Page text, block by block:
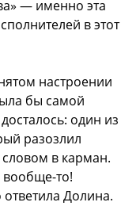
— именно эта
в этот
настроении
бы самой
один из
разозлил
в карман.
то!
Долина.